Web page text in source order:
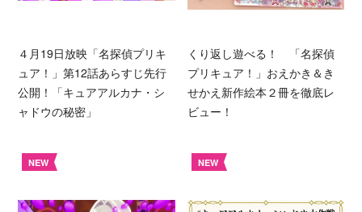
４月19日放映「名探偵プリキ
ュア！」第12話あらすじ先行
公開！「キュアアルカナ・シ
ャドウの秘密」
くり返し遊べる！ 「名探偵
プリキュア！」おえかき＆き
せかえ新作絵本２冊を徹底レ
ビュー！
NEW NEW